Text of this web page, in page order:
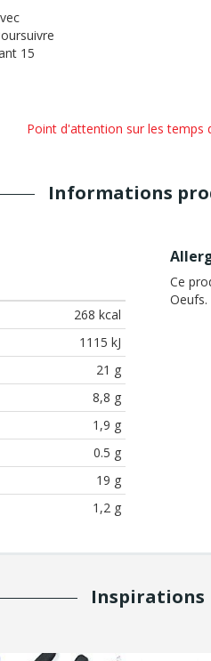
15
Point d'attention sur les temps
Informations
268 kcal
1115 kJ
21 g
8,8 g
1,9 g
0.5 g
19 g
1,2 g
Ce
Inspirations